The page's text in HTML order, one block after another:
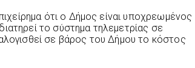
ότι ο Δήμος είναι υποχρεωμένος
το σύστημα τηλεμετρίας σε
σε βάρος του Δήμου το κόστος